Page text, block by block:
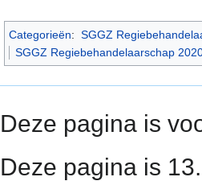
Categorieën: SGGZ
SGGZ Regiebehandelaarschap
Deze pagina is
Deze pagina is